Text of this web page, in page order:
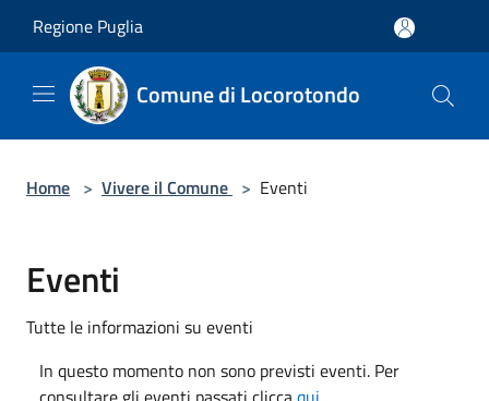
Regione Puglia
Comune di Locorotondo
Home > Vivere il Comune > Eventi
Eventi
Tutte le informazioni su eventi
In questo momento non sono previsti eventi. Per